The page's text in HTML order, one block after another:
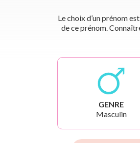
Le choix d’un prénom
de ce prénom.
GENRE
Masculin